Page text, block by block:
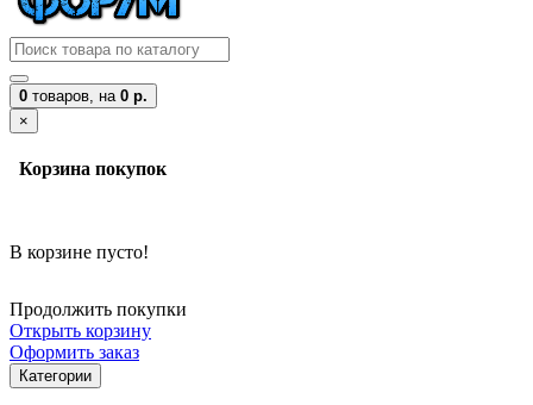
0 товаров, на 0 р.
×
Корзина покупок
В корзине пусто!
Продолжить покупки
Открыть корзину
Оформить заказ
Категории